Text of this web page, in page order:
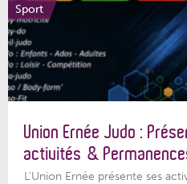
Sport
Union Ernée Judo :
activités &
L'Union Ernée présente ses